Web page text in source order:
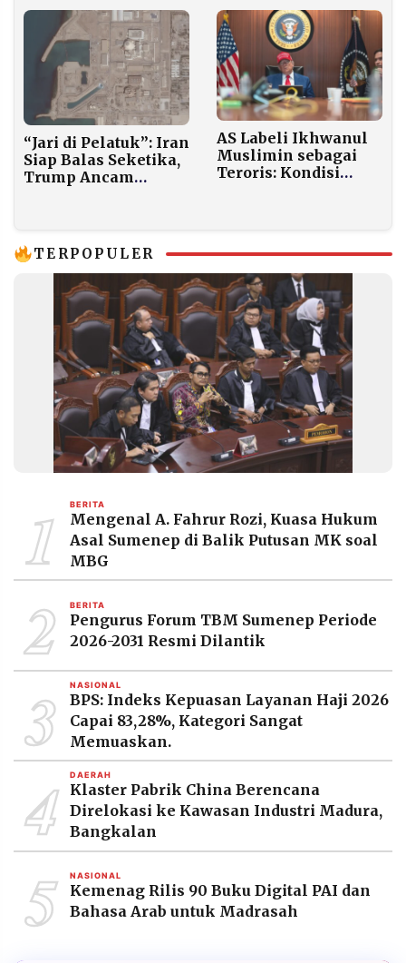
“Jari di Pelatuk”: Iran
Siap Balas Seketika,
Trump Ancam
AS Labeli Ikhwanul
Muslimin sebagai
Teroris: Kondisi
TERPOPULER
1 BERITA
Mengenal A. Fahrur Rozi, Kuasa Hukum
Asal Sumenep di Balik Putusan MK soal
MBG
2 BERITA
Pengurus Forum TBM Sumenep Periode
2026-2031 Resmi Dilantik
3 NASIONAL
BPS: Indeks Kepuasan Layanan Haji 2026
Capai 83,28%, Kategori Sangat
Memuaskan.
4 DAERAH
Klaster Pabrik China Berencana
Direlokasi ke Kawasan Industri Madura,
Bangkalan
5 NASIONAL
Kemenag Rilis 90 Buku Digital PAI dan
Bahasa Arab untuk Madrasah